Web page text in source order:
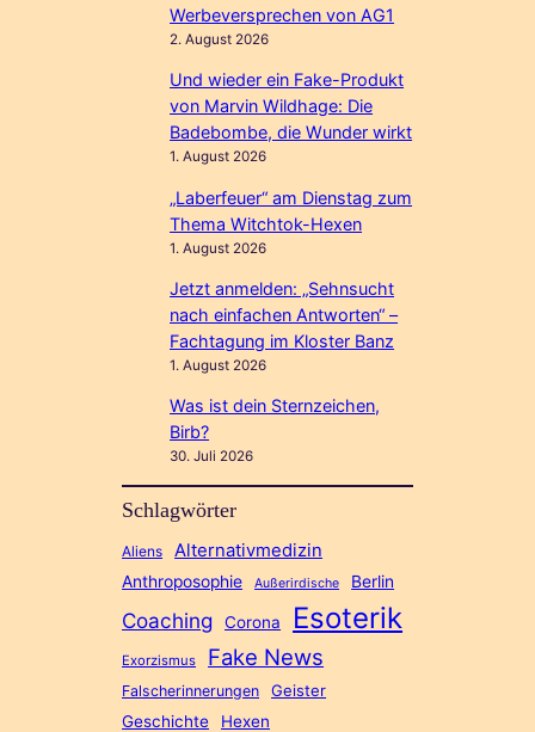
Werbeversprechen von AG1
2. August 2026
Und wieder ein Fake-Produkt
von Marvin Wildhage: Die
Badebombe, die Wunder wirkt
1. August 2026
„Laberfeuer“ am Dienstag zum
Thema Witchtok-Hexen
1. August 2026
Jetzt anmelden: „Sehnsucht
nach einfachen Antworten“ –
Fachtagung im Kloster Banz
1. August 2026
Was ist dein Sternzeichen,
Birb?
30. Juli 2026
Schlagwörter
Aliens Alternativmedizin
Anthroposophie Außerirdische Berlin
Coaching Corona Esoterik
Exorzismus Fake News
Falscherinnerungen
Geister
Geschichte
Hexen